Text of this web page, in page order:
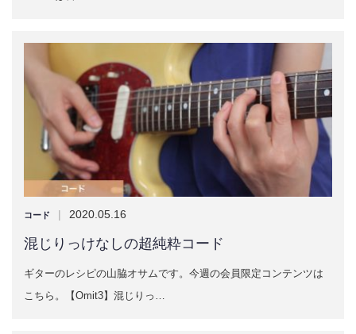
コード | 2020.05.16
混じりっけなしの超純粋コード
ギターのレシピの山脇オサムです。今週の会員限定コンテンツは
こちら。【Omit3】混じりっ…